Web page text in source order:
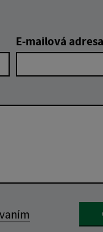
E-mailová